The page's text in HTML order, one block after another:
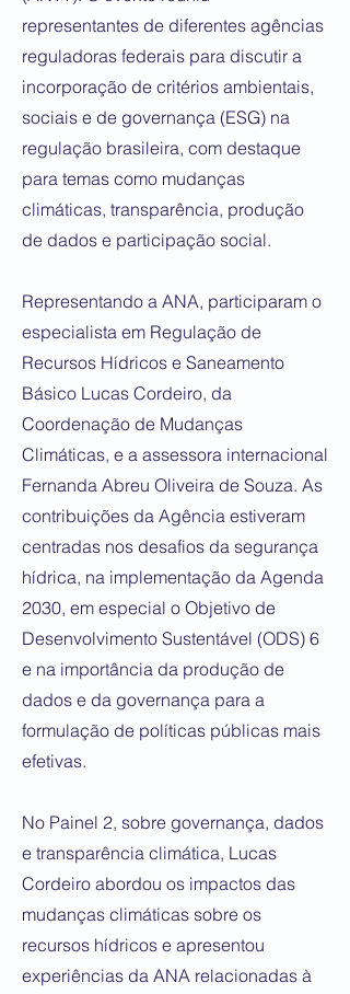
representantes de diferentes agências
reguladoras federais para discutir a
incorporação de critérios ambientais,
sociais e de governança (ESG) na
regulação brasileira, com destaque
para temas como mudanças
climáticas, transparência, produção
de dados e participação social.
Representando a ANA, participaram o
especialista em Regulação de
Recursos Hídricos e Saneamento
Básico Lucas Cordeiro, da
Coordenação de Mudanças
Climáticas, e a assessora internacional
Fernanda Abreu Oliveira de Souza. As
contribuições da Agência estiveram
centradas nos desafios da segurança
hídrica, na implementação da Agenda
2030, em especial o Objetivo de
Desenvolvimento Sustentável (ODS) 6
e na importância da produção de
dados e da governança para a
formulação de políticas públicas mais
efetivas.
No Painel 2, sobre governança, dados
e transparência climática, Lucas
Cordeiro abordou os impactos das
mudanças climáticas sobre os
recursos hídricos e apresentou
experiências da ANA relacionadas à